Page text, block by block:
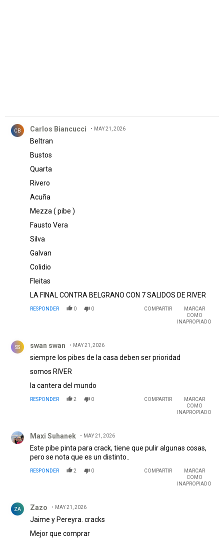
CB Carlos Biancucci MAY 21, 2026
Beltran
Bustos
Quarta
Rivero
Acuña
Mezza ( pibe )
Fausto Vera
Silva
Galvan
Colidio
Fleitas
LA FINAL CONTRA BELGRANO CON 7 SALIDOS DE RIVER
RESPONDER 0 0 COMPARTIR
MARCAR
COMO
INAPROPIADO
SS swan swan MAY 21, 2026
siempre los pibes de la casa deben ser prioridad
somos RIVER
la cantera del mundo
RESPONDER 2 0 COMPARTIR
MARCAR
COMO
INAPROPIADO
Maxi Suhanek MAY 21, 2026
Este pibe pinta para crack, tiene que pulir algunas cosas,
pero se nota que es un distinto..
RESPONDER 2 0 COMPARTIR
MARCAR
COMO
INAPROPIADO
ZA Zazo MAY 21, 2026
Jaime y Pereyra. cracks
Mejor que comprar